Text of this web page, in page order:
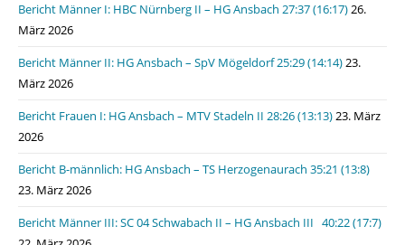
Bericht Männer I: HBC Nürnberg II – HG Ansbach 27:37 (16:17)26.
März 2026
Bericht Männer II: HG Ansbach – SpV Mögeldorf 25:29 (14:14)23.
März 2026
Bericht Frauen I: HG Ansbach – MTV Stadeln II 28:26 (13:13)23. März
2026
Bericht B-männlich: HG Ansbach – TS Herzogenaurach 35:21 (13:8)
23. März 2026
Bericht Männer III: SC 04 Schwabach II – HG Ansbach III 40:22 (17:7)